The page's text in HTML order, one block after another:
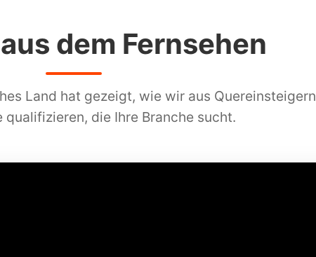
dem Fernsehen
Land hat gezeigt, wie wir aus Quereinsteigern
qualifizieren, die Ihre Branche sucht.